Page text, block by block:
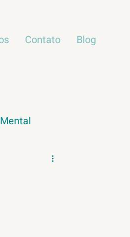
Contato Blog
Meio Ambiente